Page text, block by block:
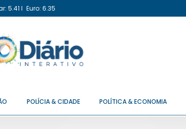
5.41 I Euro: 6.35
POLÍCIA & CIDADE POLÍTICA & ECONOMIA